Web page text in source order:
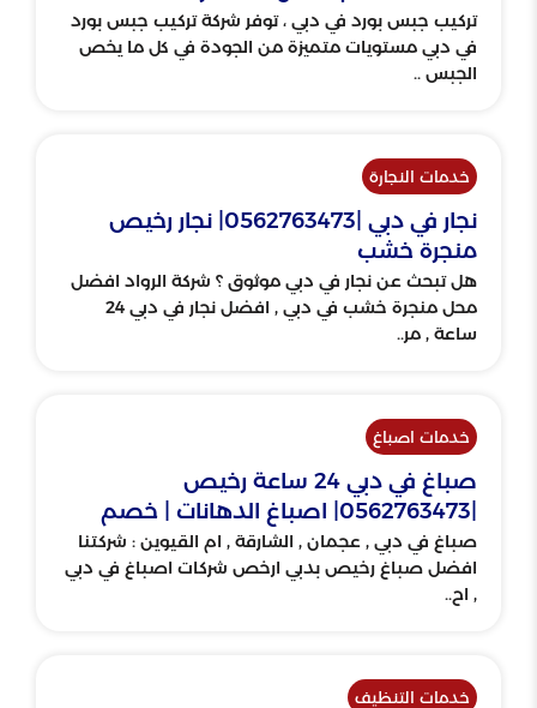
تركيب جبس بورد في دبي ، توفر شركة تركيب جبس بورد
في دبي مستويات متميزة من الجودة في كل ما يخص
الجبس ..
خدمات النجارة
نجار في دبي |0562763473| نجار رخيص
منجرة خشب
هل تبحث عن نجار في دبي موثوق ؟ شركة الرواد افضل
محل منجرة خشب في دبي , افضل نجار في دبي 24
ساعة , مر..
خدمات اصباغ
صباغ في دبي 24 ساعة رخيص
|0562763473| اصباغ الدهانات | خصم
50%
صباغ في دبي , عجمان , الشارقة , ام القيوين : شركتنا
افضل صباغ رخيص بدبي ارخص شركات اصباغ في دبي
, اح..
خدمات التنظيف